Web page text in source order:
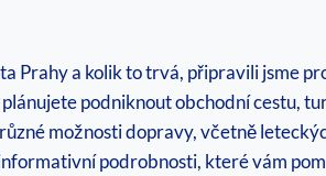
Prahy a kolik to trvá, připravili jsme
podniknout obchodní cestu,
možnosti dopravy, včetně
podrobnosti, které vám